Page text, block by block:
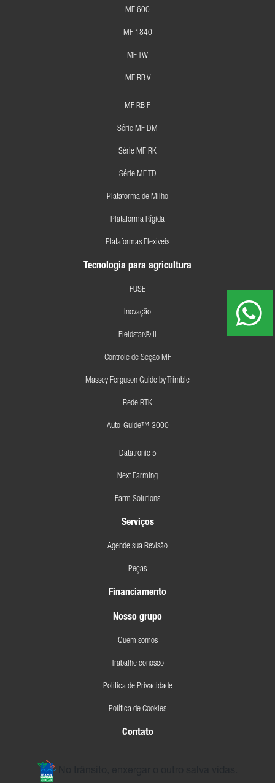
MF 600
MF 1840
MF TW
MF RB V
MF RB F
Série MF DM
Série MF RK
Série MF TD
Plataforma de Milho
Plataforma Rígida
Plataformas Flexíveis
Tecnologia para agricultura
FUSE
Inovação
Fieldstar® II
Controle de Seção MF
Massey Ferguson Guide by Trimble
Rede RTK
Auto-Guide™ 3000
Datatronic 5
Next Farming
Farm Solutions
Serviços
Agende sua Revisão
Peças
Financiamento
Nosso grupo
Quem somos
Trabalhe conosco
Política de Privacidade
Política de Cookies
Contato